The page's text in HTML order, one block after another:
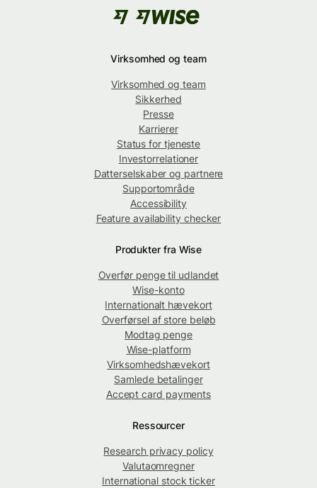
Virksomhed og team
Virksomhed og team
Sikkerhed
Presse
Karrierer
Status for tjeneste
Investorrelationer
Datterselskaber og partnere
Supportområde
Accessibility
Feature availability checker
Produkter fra Wise
Overfør penge til udlandet
Wise-konto
Internationalt hævekort
Overførsel af store beløb
Modtag penge
Wise-platform
Virksomhedshævekort
Samlede betalinger
Accept card payments
Ressourcer
Research privacy policy
Valutaomregner
International stock ticker